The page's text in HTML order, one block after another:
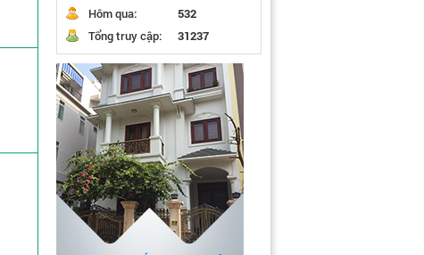
Hôm qua:
532
Tổng truy cập:
31237